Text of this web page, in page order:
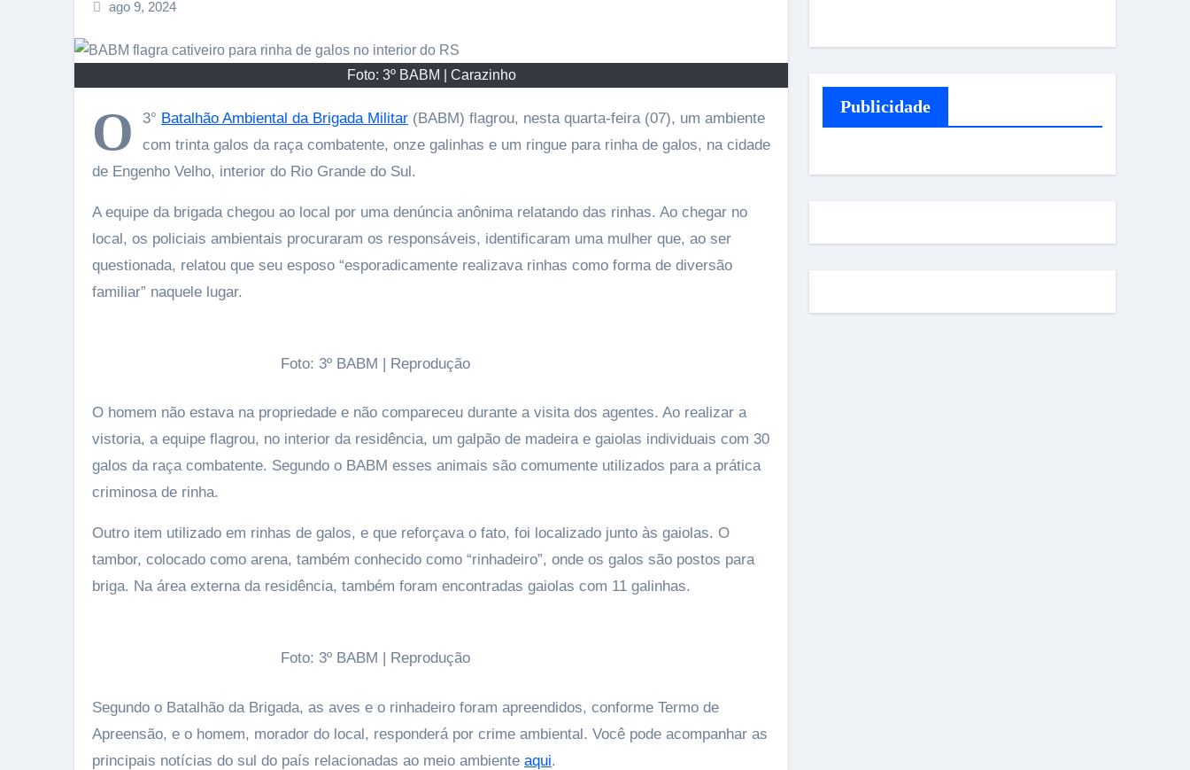
ago 9, 2024
Foto: 3º BABM | Carazinho
O 3° Batalhão Ambiental da Brigada Militar (BABM) flagrou, nesta quarta-feira (07), um ambiente
com trinta galos da raça combatente, onze galinhas e um ringue para rinha de galos, na cidade
de Engenho Velho, interior do Rio Grande do Sul.
A equipe da brigada chegou ao local por uma denúncia anônima relatando das rinhas. Ao chegar no
local, os policiais ambientais procuraram os responsáveis, identificaram uma mulher que, ao ser
questionada, relatou que seu esposo “esporadicamente realizava rinhas como forma de diversão
familiar” naquele lugar.
Foto: 3º BABM | Reprodução
O homem não estava na propriedade e não compareceu durante a visita dos agentes. Ao realizar a
vistoria, a equipe flagrou, no interior da residência, um galpão de madeira e gaiolas individuais com 30
galos da raça combatente. Segundo o BABM esses animais são comumente utilizados para a prática
criminosa de rinha.
Outro item utilizado em rinhas de galos, e que reforçava o fato, foi localizado junto às gaiolas. O
tambor, colocado como arena, também conhecido como “rinhadeiro”, onde os galos são postos para
briga. Na área externa da residência, também foram encontradas gaiolas com 11 galinhas.
Foto: 3º BABM | Reprodução
Segundo o Batalhão da Brigada, as aves e o rinhadeiro foram apreendidos, conforme Termo de
Apreensão, e o homem, morador do local, responderá por crime ambiental. Você pode acompanhar as
principais notícias do sul do país relacionadas ao meio ambiente aqui.
Publicidade